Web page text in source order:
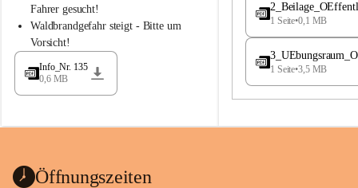
a
d
l
a
Fahrer gesucht!
Waldbrandgefahr steigt - Bitte um
Vorsicht!
Info_Nr. 135
0,6 MB
e
a
1 Seite•0,1 MB
1 Seite•3,5 MB
Öffnungszeiten